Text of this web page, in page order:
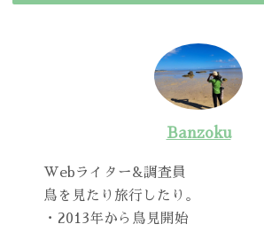
Banzoku
Webライター&調査員
鳥を見たり旅行したり。
・2013年から鳥見開始